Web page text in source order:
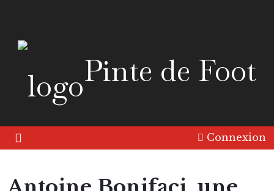
Pinte de Foot
Connexion